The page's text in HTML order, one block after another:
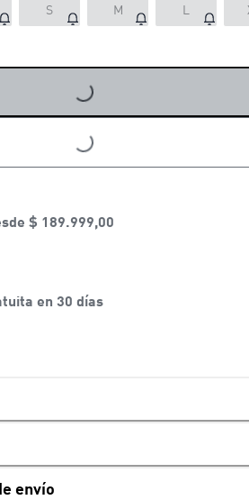
S M L
LOADING...
LOADING...
$ 189.999,00
en 30 días
envío